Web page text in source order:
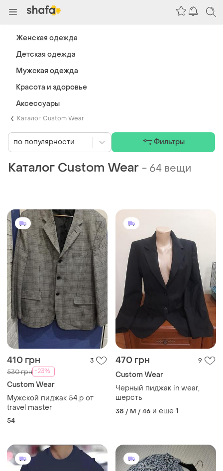
Каталог Сustom Wear
Каталог Сustom Wear - 64 вещи
410 грн 3
530 грн -23%
Сustom Wear
Мужской пиджак 54.р от
travel master
54
470 грн 9
Сustom Wear
Черный пиджак in wear,
шерсть
38 / M / 46 и еще 1
по популярности Фильтры
Женская одежда
Детская одежда
Мужская одежда
Красота и здоровье
Аксессуары